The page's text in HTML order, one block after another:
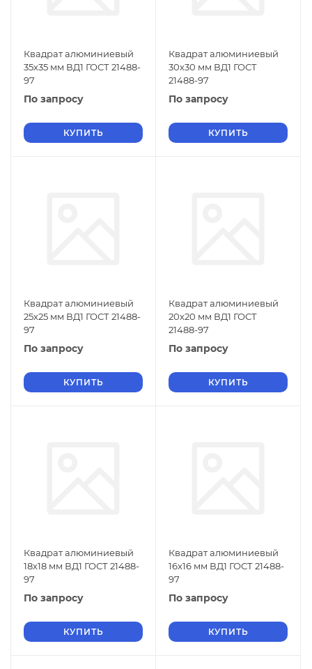
Квадрат алюминиевый
35х35 мм ВД1 ГОСТ 21488-
97
По запросу
КУПИТЬ
Квадрат алюминиевый
30х30 мм ВД1 ГОСТ
21488-97
По запросу
КУПИТЬ
Квадрат алюминиевый
25х25 мм ВД1 ГОСТ 21488-
97
По запросу
КУПИТЬ
Квадрат алюминиевый
20х20 мм ВД1 ГОСТ
21488-97
По запросу
КУПИТЬ
Квадрат алюминиевый
18х18 мм ВД1 ГОСТ 21488-
97
По запросу
КУПИТЬ
Квадрат алюминиевый
16х16 мм ВД1 ГОСТ 21488-
97
По запросу
КУПИТЬ